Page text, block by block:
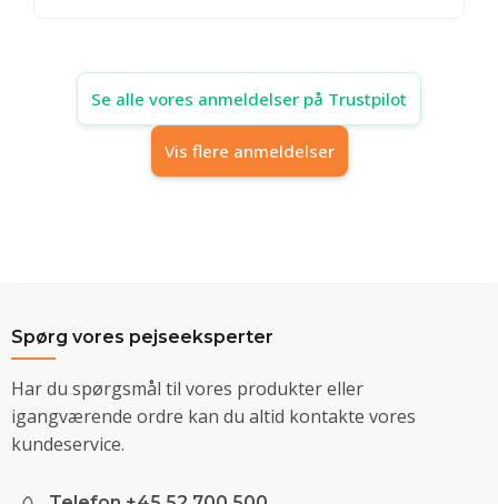
Se alle vores anmeldelser på Trustpilot
Vis flere anmeldelser
Spørg vores pejseeksperter
Har du spørgsmål til vores produkter eller
igangværende ordre kan du altid kontakte vores
kundeservice.